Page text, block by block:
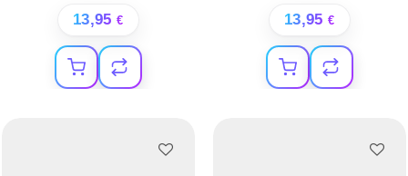
13,95 € 13,95 €